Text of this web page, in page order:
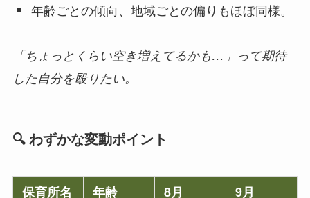
年齢ごとの傾向、地域ごとの偏りもほぼ同様。
「ちょっとくらい空き増えてるかも…」って期待
した自分を殴りたい。
🔍 わずかな変動ポイント
保育所名 年齢 8月 9月